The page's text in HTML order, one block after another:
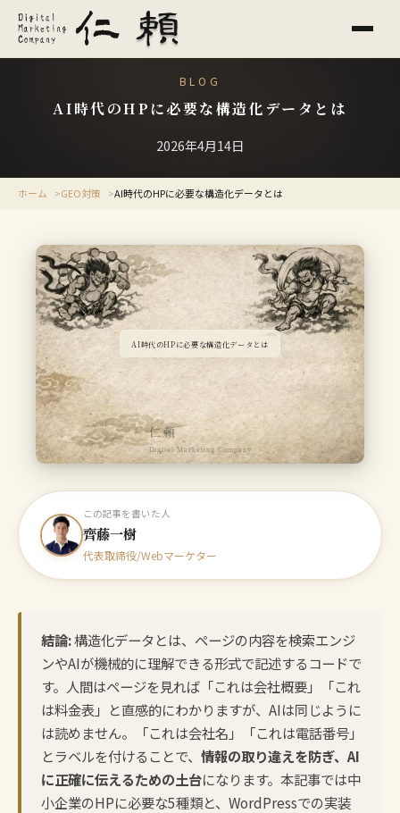
BLOG
AI時代のHPに必要な構造化データとは
2026年4月14日
ホーム GEO対策 AI時代のHPに必要な構造化データとは
AI時代のHPに必要な構造化データとは
仁頼
Digital Marketing Company
この記事を書いた人
齊藤一樹
代表取締役/Webマーケター
結論:構造化データとは、ページの内容を検索エンジ
ンやAIが機械的に理解できる形式で記述するコードで
す。人間はページを見れば「これは会社概要」「これ
は料金表」と直感的にわかりますが、AIは同じように
は読めません。「これは会社名」「これは電話番号」
とラベルを付けることで、 情報の取り違えを防ぎ、AI
に正確に伝えるための土台になります。本記事では中
小企業のHPに必要な5種類と、WordPressでの実装